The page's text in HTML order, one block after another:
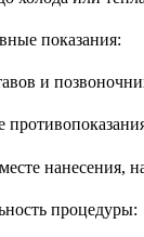
показания:
и
нанесения,
процедуры: